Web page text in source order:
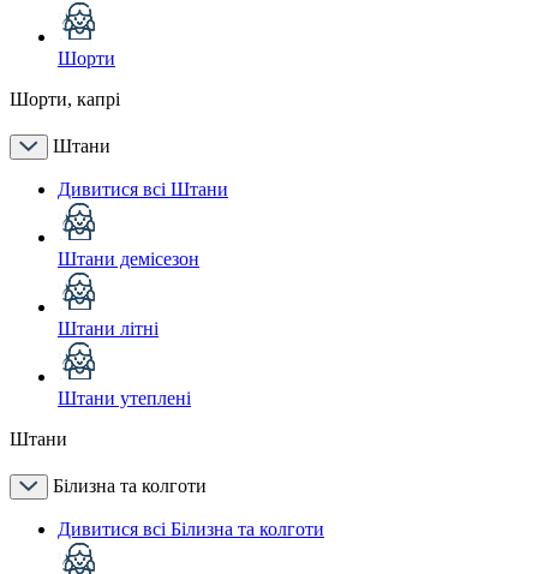
Шорти
Шорти, капрі
Штани
Дивитися всі Штани
Штани демісезон
Штани літні
Штани утеплені
Штани
Білизна та колготи
Дивитися всі Білизна та колготи